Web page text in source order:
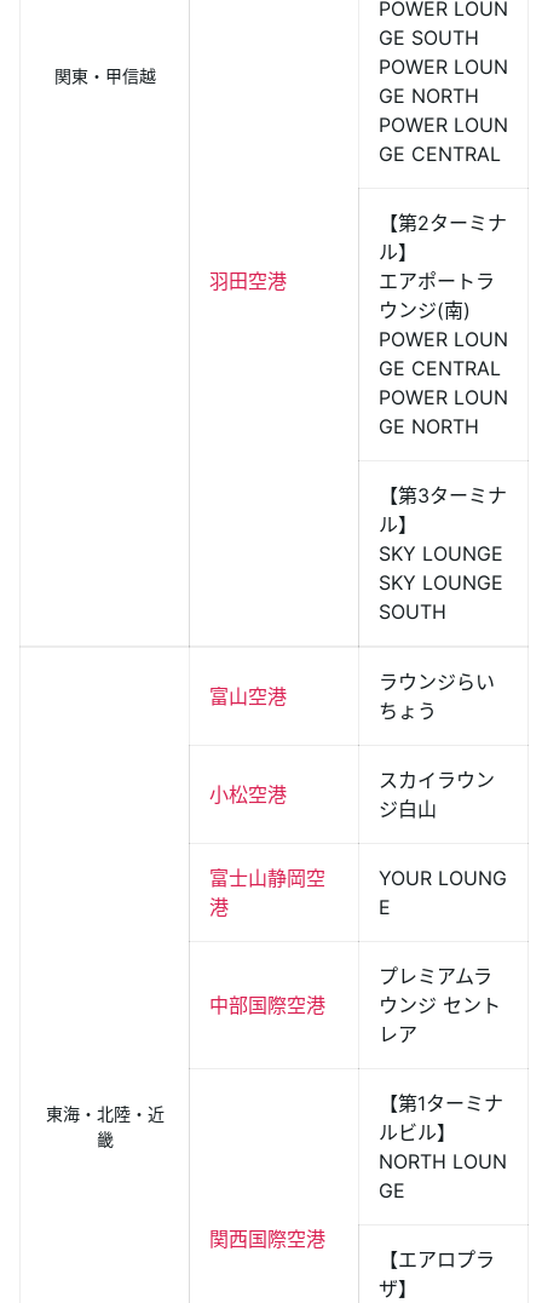
関東・甲信越
羽田空港
POWER LOUN
GE SOUTH
POWER LOUN
GE NORTH
POWER LOUN
GE CENTRAL
【第2ターミナ
ル】
エアポートラ
ウンジ(南)
POWER LOUN
GE CENTRAL
POWER LOUN
GE NORTH
【第3ターミナ
ル】
SKY LOUNGE
SKY LOUNGE
SOUTH
東海・北陸・近
畿
富山空港
ラウンジらい
ちょう
小松空港
スカイラウン
ジ白山
富士山静岡空
港
YOUR LOUNG
E
中部国際空港
プレミアムラ
ウンジ セント
レア
関西国際空港
【第1ターミナ
ルビル】
NORTH LOUN
GE
【エアロプラ
ザ】